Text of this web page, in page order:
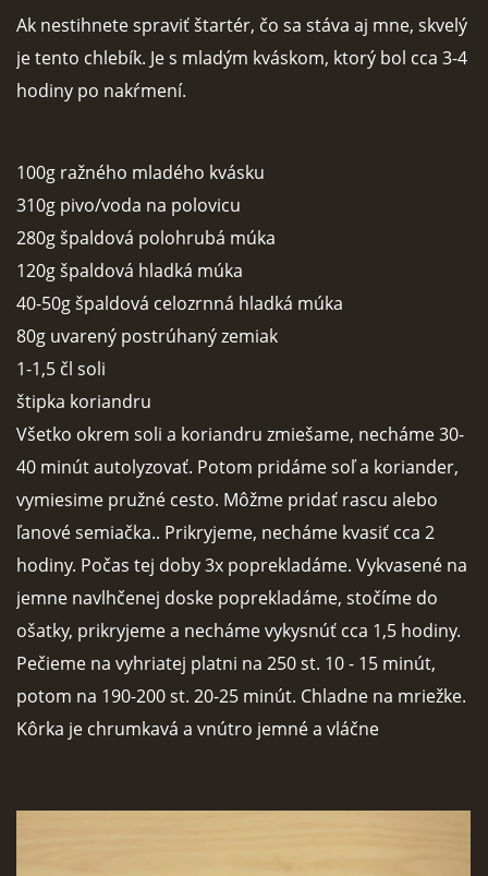
OBĽÚBENÉ RECEPTY
ZAUJÍMAVOSTI O MEDOVNÍČKOCH
VIDEÁ
***VIANOCE***
KVÁSKOVANIE
KURZY - ŠKOLENIA
Torty od Lorny
Prievidza
tortyodlorny@gmail.com
Ak nestihnete spraviť štartér, čo sa stáva aj mne, skvelý
je tento chlebík. Je s mladým kváskom, ktorý bol cca 3-4
hodiny po nakŕmení.
100g ražného mladého kvásku
310g pivo/voda na polovicu
280g špaldová polohrubá múka
120g špaldová hladká múka
40-50g špaldová celozrnná hladká múka
80g uvarený postrúhaný zemiak
1-1,5 čl soli
štipka koriandru
Všetko okrem soli a koriandru zmiešame, necháme 30-
40 minút autolyzovať. Potom pridáme soľ a koriander,
vymiesime pružné cesto. Môžme pridať rascu alebo
ľanové semiačka.. Prikryjeme, necháme kvasiť cca 2
hodiny. Počas tej doby 3x poprekladáme. Vykvasené na
jemne navlhčenej doske poprekladáme, stočíme do
ošatky, prikryjeme a necháme vykysnúť cca 1,5 hodiny.
Pečieme na vyhriatej platni na 250 st. 10 - 15 minút,
potom na 190-200 st. 20-25 minút. Chladne na mriežke.
Kôrka je chrumkavá a vnútro jemné a vláčne